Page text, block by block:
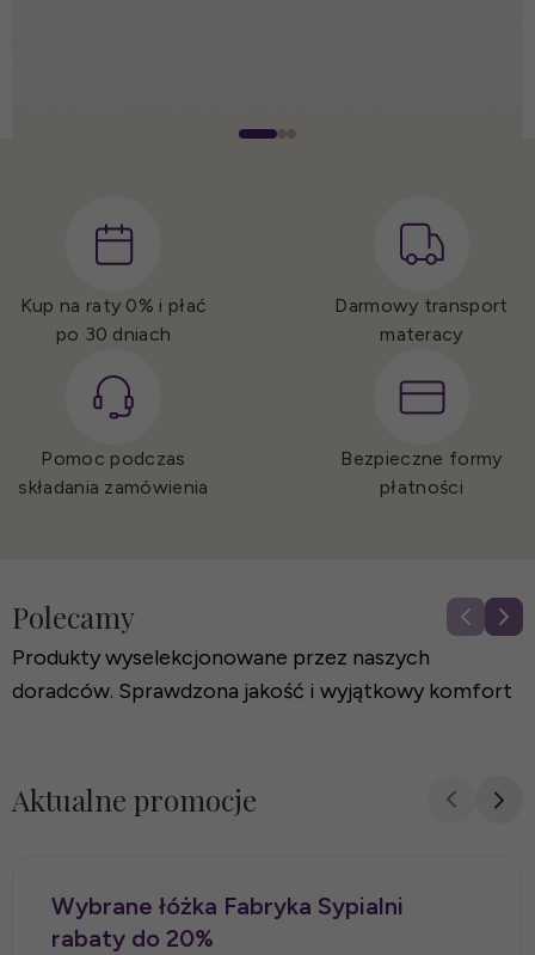
Kup na raty 0% i płać
po 30 dniach
Darmowy transport
materacy
Pomoc podczas
składania zamówienia
Bezpieczne formy
płatności
Polecamy
Produkty wyselekcjonowane przez naszych
doradców. Sprawdzona jakość i wyjątkowy komfort
Łóżko tapicerowane Bari
2 889 zł
Aktualne promocje
Wybrane łóżka Fabryka Sypialni
rabaty do 20%